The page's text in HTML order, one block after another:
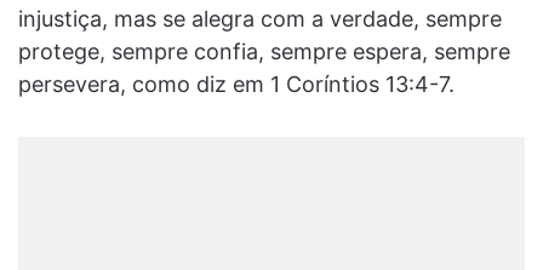
injustiça, mas se alegra com a verdade, sempre
protege, sempre confia, sempre espera, sempre
persevera, como diz em 1 Coríntios 13:4-7.